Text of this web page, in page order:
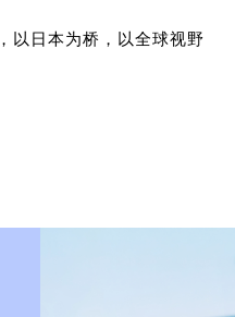
以日本为桥，以全球视野